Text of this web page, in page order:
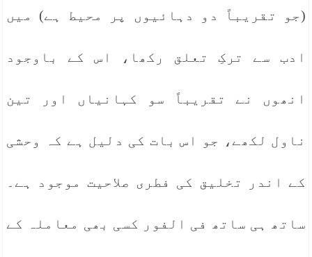
(جو تقریباً دو دہائیوں پر محیط ہے) میں
ادب سے ترکِ تعلق رکھا، اس کے باوجود
انھوں نے تقریباً سو کہانیاں اور تین
ناول لکھے، جو اس بات کی دلیل ہے کہ وحشی
کے اندر تخلیق کی فطری صلاحیت موجود ہے۔
ساتھ ہی ساتھ فی الفور کسی بھی معاملہ کے